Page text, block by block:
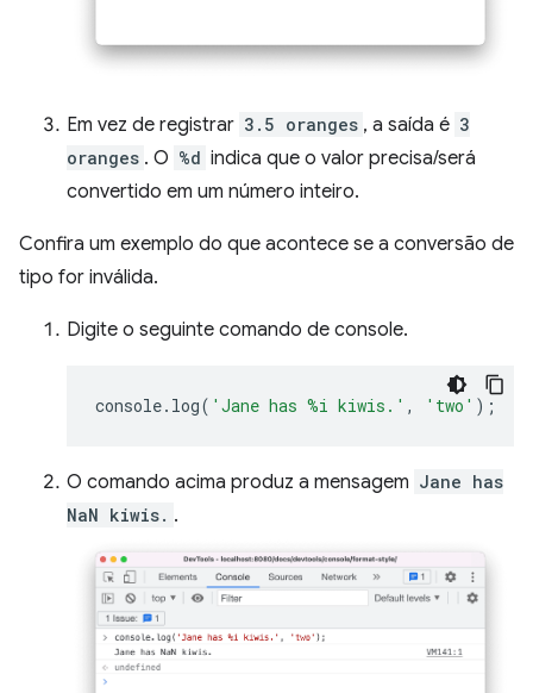
Em vez de registrar 3.5 oranges , a saída é 3
oranges . O %d indica que o valor precisa/será
convertido em um número inteiro.
Confira um exemplo do que acontece se a conversão de
tipo for inválida.
Digite o seguinte comando de console.
console. log( 'Jane has %i kiwis.' , 'two' );
O comando acima produz a mensagem Jane has
NaN kiwis. .